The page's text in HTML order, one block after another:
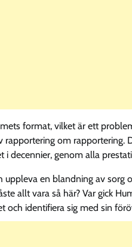
format, vilket är ett
rapportering om rapportering.
decennier, genom alla
en blandning av sorg
allt vara så här? Var gick
och identifiera sig med sin